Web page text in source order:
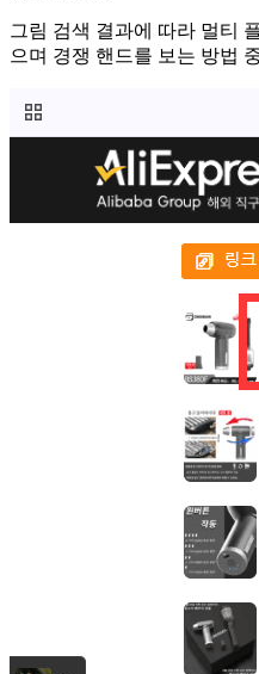
그림 검색 결과에 따라 멀티
으며 경쟁 핸드를 보는 방법